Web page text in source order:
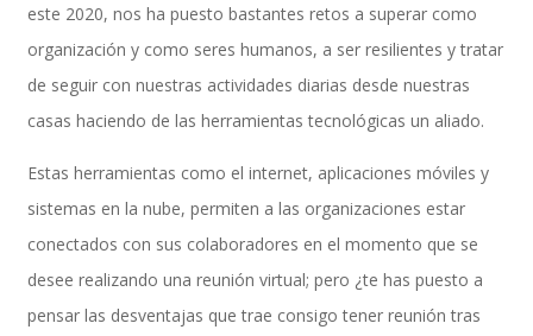
SAP Time & Attendance by Workforce Software
SAP Time and Attendance
SAP Travel OnDemand
este 2020, nos ha puesto bastantes retos a superar como
organización y como seres humanos, a ser resilientes y tratar
de seguir con nuestras actividades diarias desde nuestras
casas haciendo de las herramientas tecnológicas un aliado.
Estas herramientas como el internet, aplicaciones móviles y
sistemas en la nube, permiten a las organizaciones estar
conectados con sus colaboradores en el momento que se
desee realizando una reunión virtual; pero ¿te has puesto a
pensar las desventajas que trae consigo tener reunión tras